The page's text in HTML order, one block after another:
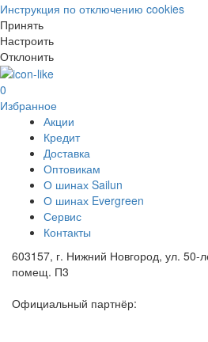
Инструкция по отключению cookies
Принять
Настроить
Отклонить
0
Избранное
Акции
Кредит
Доставка
Оптовикам
О шинах Sailun
О шинах Evergreen
Сервис
Контакты
603157, г. Нижний Новгород, ул. 50-
помещ. П3
Официальный партнёр: